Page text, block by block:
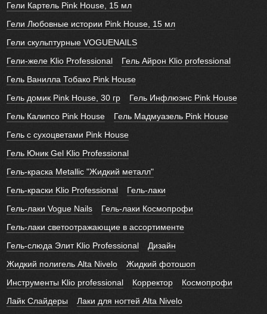
Гели Картель Pink House, 15 мл
Гели Любовные истории Pink House, 15 мл
Гели скульптурные VOGUENAILS
Гели-желе Klio Professional
Гель Айрон Klio professional
Гель Ванилла Тобако Pink House
Гель домик Pink House, 30 гр
Гель Инфлюэнс Pink House
Гель Калипсо Pink House
Гель Мадмуазель Pink House
Гель с сухоцветами Pink House
Гель Юник Gel Klio Professional
Гель-краска Metallic "Жидкий металл"
Гель-краски Klio Professional
Гель-лаки
Гель-лаки Vogue Nails
Гель-лаки Космопрофи
Гель-лаки светоотражающие в ассортименте
Гель-слюда Элит Klio Professional
Дизайн
Жидкий полигель Alta Nivelo
Жидкий фотошоп
Инструменты Klio professional
Корректор
Космопрофи
Лайк Слайдеры
Лаки для ногтей Alta Nivelo